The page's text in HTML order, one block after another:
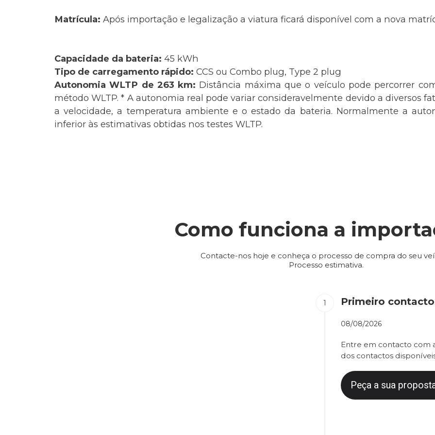
Matrícula: Após importação e legalização a viatura ficará disponível com a nova
Capacidade da bateria: 45 kWh
Tipo de carregamento rápido: CCS ou Combo plug, Type 2 plug
Autonomia WLTP de 263 km: Distância máxima que o veículo pode percorrer
método WLTP. * A autonomia real pode variar consideravelmente devido a diversos
a velocidade, a temperatura ambiente e o estado da bateria. Normalmente a
inferior às estimativas obtidas nos testes WLTP.
Como funciona a
Contacte-nos hoje e conheça o processo de compra do seu
Processo estimativa.
Primeiro contacto
08/08/2026
Entre em contacto com
dos contactos
Peça a sua